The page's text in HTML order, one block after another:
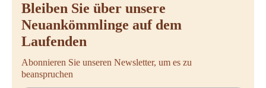
Bleiben Sie über unsere
Neuankömmlinge auf dem
Laufenden
Abonnieren Sie unseren Newsletter, um es zu
beanspruchen